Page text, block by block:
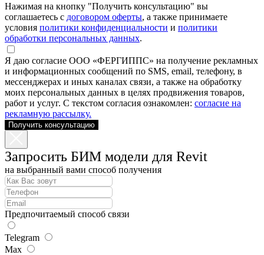
Нажимая на кнопку "Получить консультацию" вы
соглашаетесь с договором оферты, а также принимаете
условия политики конфиденциальности и политики
обработки персональных данных.
Я даю согласие ООО «ФЕРГИППС» на получение рекламных
и информационных сообщений по SMS, email, телефону, в
мессенджерах и иных каналах связи, а также на обработку
моих персональных данных в целях продвижения товаров,
работ и услуг. С текстом согласия ознакомлен: согласие на
рекламную рассылку.
Получить консультацию
Запросить БИМ модели для Revit
на выбранный вами способ получения
Предпочитаемый способ связи
Telegram
Max